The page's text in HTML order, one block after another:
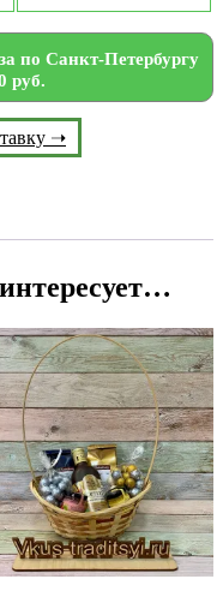
по Санкт-Петербургу
руб.
➝